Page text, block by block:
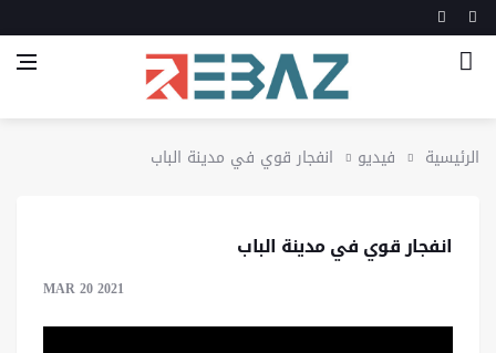
الرئيسية فيديو انفجار قوي في مدينة الباب
انفجار قوي في مدينة الباب
MAR 20 2021